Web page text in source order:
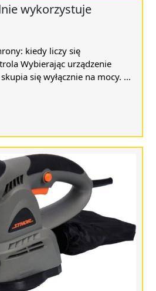
wykorzystuje
kiedy liczy się
Wybierając urządzenie
się wyłącznie na mocy. ...